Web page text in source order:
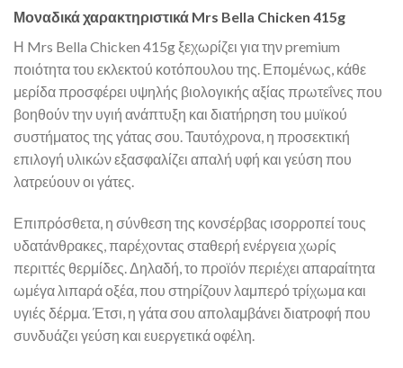
Μοναδικά χαρακτηριστικά Mrs Bella Chicken 415g
Η Mrs Bella Chicken 415g ξεχωρίζει για την premium
ποιότητα του εκλεκτού κοτόπουλου της. Επομένως, κάθε
μερίδα προσφέρει υψηλής βιολογικής αξίας πρωτεΐνες που
βοηθούν την υγιή ανάπτυξη και διατήρηση του μυϊκού
συστήματος της γάτας σου. Ταυτόχρονα, η προσεκτική
επιλογή υλικών εξασφαλίζει απαλή υφή και γεύση που
λατρεύουν οι γάτες.
Επιπρόσθετα, η σύνθεση της κονσέρβας ισορροπεί τους
υδατάνθρακες, παρέχοντας σταθερή ενέργεια χωρίς
περιττές θερμίδες. Δηλαδή, το προϊόν περιέχει απαραίτητα
ωμέγα λιπαρά οξέα, που στηρίζουν λαμπερό τρίχωμα και
υγιές δέρμα. Έτσι, η γάτα σου απολαμβάνει διατροφή που
συνδυάζει γεύση και ευεργετικά οφέλη.